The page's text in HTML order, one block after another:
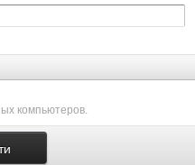
компьютеров.